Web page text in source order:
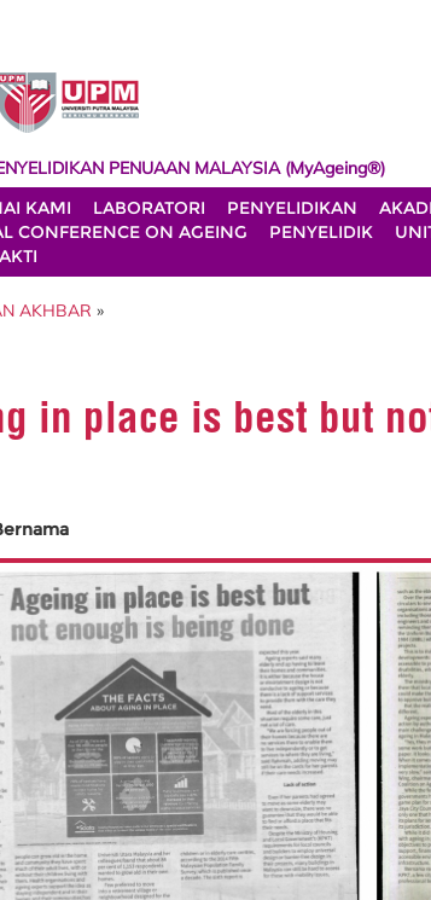
PENUAAN MALAYSIA (MyAgeing®)
KAMI
LABORATORI PENYELIDIKAN
CONFERENCE ON AGEING
PENYELIDIK
AKHBAR »
in place is best but